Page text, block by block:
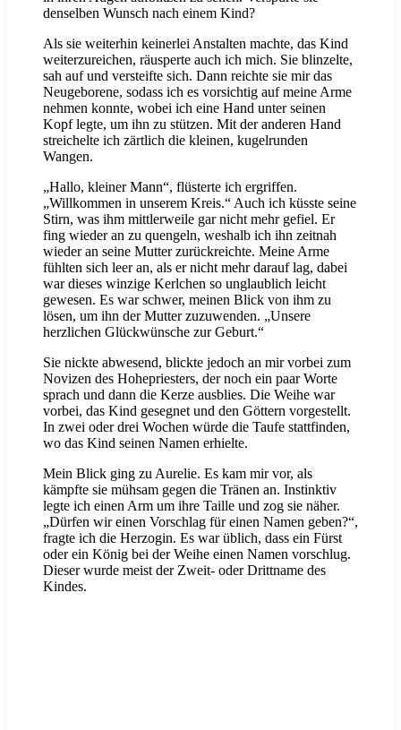
denselben Wunsch nach einem Kind?
Als sie weiterhin keinerlei Anstalten machte, das Kind
weiterzureichen, räusperte auch ich mich. Sie blinzelte,
sah auf und versteifte sich. Dann reichte sie mir das
Neugeborene, sodass ich es vorsichtig auf meine Arme
nehmen konnte, wobei ich eine Hand unter seinen
Kopf legte, um ihn zu stützen. Mit der anderen Hand
streichelte ich zärtlich die kleinen, kugelrunden
Wangen.
„Hallo, kleiner Mann“, flüsterte ich ergriffen.
„Willkommen in unserem Kreis.“ Auch ich küsste seine
Stirn, was ihm mittlerweile gar nicht mehr gefiel. Er
fing wieder an zu quengeln, weshalb ich ihn zeitnah
wieder an seine Mutter zurückreichte. Meine Arme
fühlten sich leer an, als er nicht mehr darauf lag, dabei
war dieses winzige Kerlchen so unglaublich leicht
gewesen. Es war schwer, meinen Blick von ihm zu
lösen, um ihn der Mutter zuzuwenden. „Unsere
herzlichen Glückwünsche zur Geburt.“
Sie nickte abwesend, blickte jedoch an mir vorbei zum
Novizen des Hohepriesters, der noch ein paar Worte
sprach und dann die Kerze ausblies. Die Weihe war
vorbei, das Kind gesegnet und den Göttern vorgestellt.
In zwei oder drei Wochen würde die Taufe stattfinden,
wo das Kind seinen Namen erhielte.
Mein Blick ging zu Aurelie. Es kam mir vor, als
kämpfte sie mühsam gegen die Tränen an. Instinktiv
legte ich einen Arm um ihre Taille und zog sie näher.
„Dürfen wir einen Vorschlag für einen Namen geben?“,
fragte ich die Herzogin. Es war üblich, dass ein Fürst
oder ein König bei der Weihe einen Namen vorschlug.
Dieser wurde meist der Zweit- oder Drittname des
Kindes.